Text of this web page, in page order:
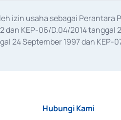
izin usaha sebagai
dan KEP-06/D.04/2014
24 September 1997 dan
Hubungi Kami